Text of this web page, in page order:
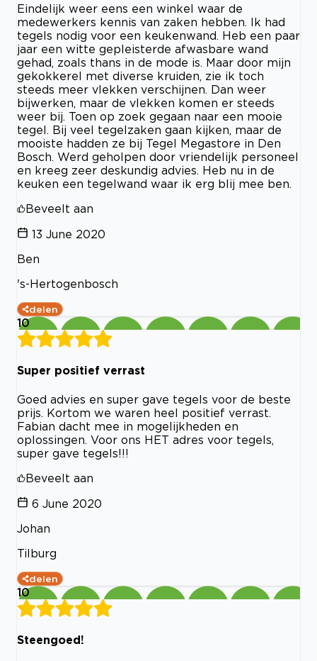
Eindelijk weer eens een winkel waar de
medewerkers kennis van zaken hebben. Ik had
tegels nodig voor een keukenwand. Heb een paar
jaar een witte gepleisterde afwasbare wand
gehad, zoals thans in de mode is. Maar door mijn
gekokkerel met diverse kruiden, zie ik toch
steeds meer vlekken verschijnen. Dan weer
bijwerken, maar de vlekken komen er steeds
weer bij. Toen op zoek gegaan naar een mooie
tegel. Bij veel tegelzaken gaan kijken, maar de
mooiste hadden ze bij Tegel Megastore in Den
Bosch. Werd geholpen door vriendelijk personeel
en kreeg zeer deskundig advies. Heb nu in de
keuken een tegelwand waar ik erg blij mee ben.
Beveelt aan
13 June 2020
Ben
's-Hertogenbosch
delen
10
Super positief verrast
Goed advies en super gave tegels voor de beste
prijs. Kortom we waren heel positief verrast.
Fabian dacht mee in mogelijkheden en
oplossingen. Voor ons HET adres voor tegels,
super gave tegels!!!
Beveelt aan
6 June 2020
Johan
Tilburg
delen
10
Steengoed!